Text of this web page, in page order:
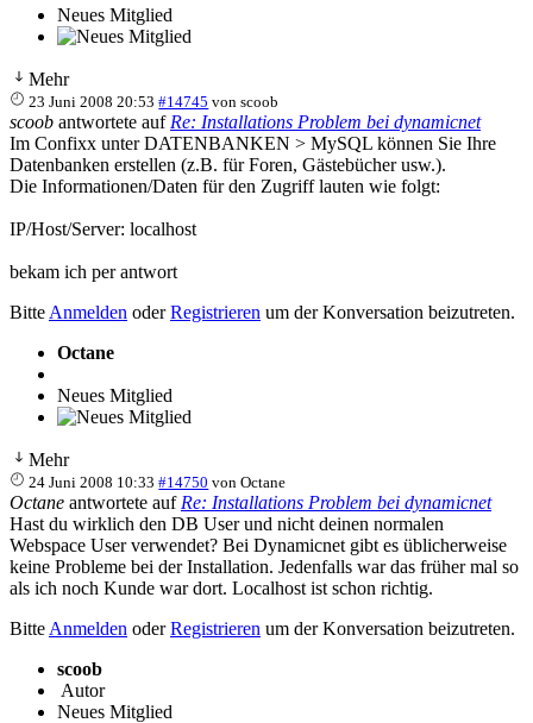
Neues Mitglied
Mehr
23 Juni 2008 20:53 #14745 vonscoob
scoob antwortete auf Re: Installations Problem bei dynamicnet
Im Confixx unter DATENBANKEN > MySQL können Sie Ihre
Datenbanken erstellen (z.B. für Foren, Gästebücher usw.).
Die Informationen/Daten für den Zugriff lauten wie folgt:
IP/Host/Server: localhost
bekam ich per antwort
Bitte Anmelden oderRegistrieren um der Konversation beizutreten.
Octane
Neues Mitglied
Mehr
24 Juni 2008 10:33 #14750 vonOctane
Octane antwortete auf Re: Installations Problem bei dynamicnet
Hast du wirklich den DB User und nicht deinen normalen
Webspace User verwendet? Bei Dynamicnet gibt es üblicherweise
keine Probleme bei der Installation. Jedenfalls war das früher mal so
als ich noch Kunde war dort. Localhost ist schon richtig.
Bitte Anmelden oderRegistrieren um der Konversation beizutreten.
scoob
Autor
Neues Mitglied